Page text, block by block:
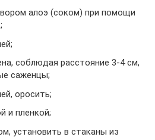
алоэ (соком) при помощи
соблюдая расстояние 3-4 см,
саженцы;
оросить;
и пленкой;
установить в стаканы из